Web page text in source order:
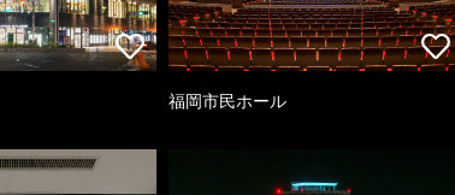
福岡市民ホール